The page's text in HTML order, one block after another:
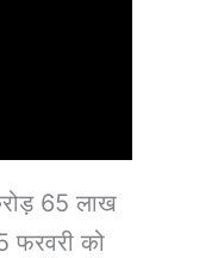
65 लाख
फरवरी को